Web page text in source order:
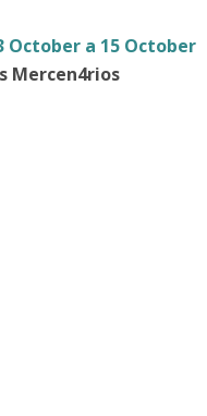
October a 15 October
Mercen4rios